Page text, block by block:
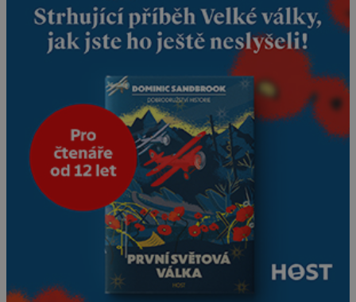
rozumu. Rodiče nás dali
dohromady, Toník byl dobře
zaopatřený mladý muž.
Manželství nám oběma moc
nesvědčilo, brzy jsme zjistili,